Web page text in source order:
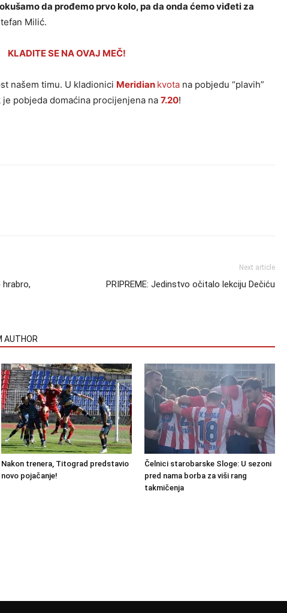
da prođemo prvo kolo, pa da onda ćemo viđeti za
Milić.
KLADITE SE NA OVAJ MEČ!
našem timu. U kladionici Meridian kvota na pobjedu “plavih”
je pobjeda domaćina procijenjena na 7.20!
Next article
PRIPREME: Jedinstvo očitalo lekciju Dečiću
AUTHOR
Nakon trenera, Titograd predstavio
novo pojačanje!
Čelnici starobarske Sloge: U sezoni
pred nama borba za viši rang
takmičenja